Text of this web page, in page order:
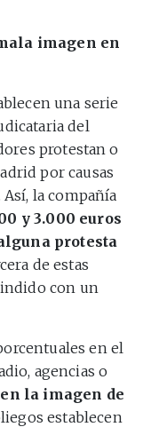
imagen en
una serie
del
protestan o
por causas
la compañía
y 3.000 euros
protesta
de estas
con un
en el
agencias o
la imagen de
establecen